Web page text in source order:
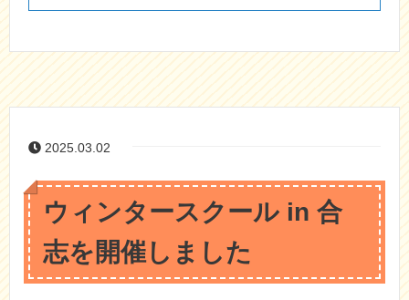
2025.03.02
ウィンタースクール in 合
志を開催しました